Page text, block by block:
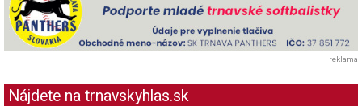
reklama
Nájdete na trnavskyhlas.sk